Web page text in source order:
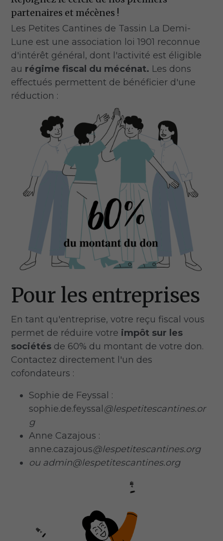
partenaires et mécènes !
Les Petites Cantines de Tassin La Demi-
Lune est une association loi 1901 reconnue
d'intérêt général, dont l'activité est éligible
au régime fiscal du mécénat. Les dons
effectués permettent de bénéficier d'une
réduction :
Pour les entreprises
En tant qu'entreprise, votre reçu fiscal vous
permet de réduire votre impôt sur les
sociétés de 60% du montant de votre don.
Contactez directement l'un des
cofondateurs :
Sophie de Feyssal :
sophie.de.feyssal @lespetitescantines.or
g
Anne Cazajous :
anne.cazajous@lespetitescantines.org
ou admin@lespetitescantines.org